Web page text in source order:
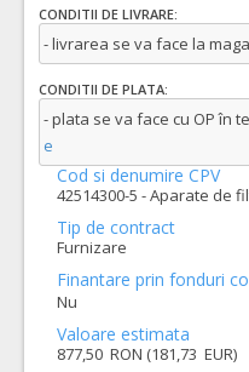
CONDITII DE LIVRARE:
- livrarea se va face la
CONDITII DE PLATA:
- plata se va face cu OP în
e
Cod si denumire CPV
42514300-5 - Aparate de
Tip de contract
Furnizare
Finantare prin fonduri
Nu
Valoare estimata
877,50 RON (181,73 EUR)